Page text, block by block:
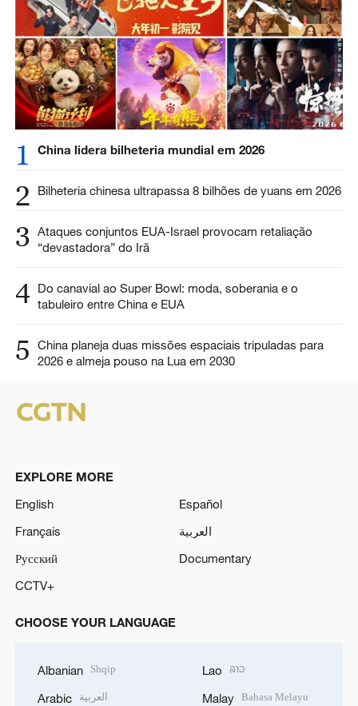
1 China lidera bilheteria mundial em 2026
2 Bilheteria chinesa ultrapassa 8 bilhões de yuans em 2026
3 Ataques conjuntos EUA-Israel provocam retaliação
“devastadora” do Irã
4 Do canavial ao Super Bowl: moda, soberania e o
tabuleiro entre China e EUA
5
China planeja duas missões espaciais tripuladas para
2026 e almeja pouso na Lua em 2030
EXPLORE MORE
English
Español
Français
العربية
Русский
Documentary
CCTV+
CHOOSE YOUR LANGUAGE
Albanian Shqip
Arabic العربية
Lao ລາວ
Malay Bahasa Melayu